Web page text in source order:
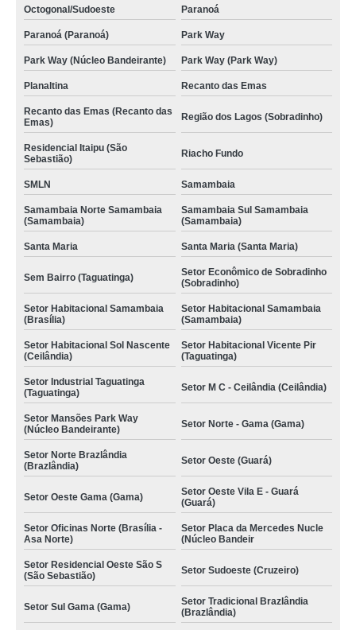
Octogonal/Sudoeste Paranoá
Paranoá (Paranoá) Park Way
Park Way (Núcleo Bandeirante) Park Way (Park Way)
Planaltina Recanto das Emas
Recanto das Emas (Recanto das
Emas)
Região dos Lagos (Sobradinho)
Residencial Itaipu (São
Sebastião)
Riacho Fundo
SMLN Samambaia
Samambaia Norte Samambaia
(Samambaia)
Samambaia Sul Samambaia
(Samambaia)
Santa Maria Santa Maria (Santa Maria)
Sem Bairro (Taguatinga)
Setor Econômico de Sobradinho
(Sobradinho)
Setor Habitacional Samambaia
(Brasília)
Setor Habitacional Samambaia
(Samambaia)
Setor Habitacional Sol Nascente
(Ceilândia)
Setor Habitacional Vicente Pir
(Taguatinga)
Setor Industrial Taguatinga
(Taguatinga)
Setor M C - Ceilândia (Ceilândia)
Setor Mansões Park Way
(Núcleo Bandeirante)
Setor Norte - Gama (Gama)
Setor Norte Brazlândia
(Brazlândia)
Setor Oeste (Guará)
Setor Oeste Gama (Gama)
Setor Oeste Vila E - Guará
(Guará)
Setor Oficinas Norte (Brasília -
Asa Norte)
Setor Placa da Mercedes Nucle
(Núcleo Bandeir
Setor Residencial Oeste São S
(São Sebastião)
Setor Sudoeste (Cruzeiro)
Setor Sul Gama (Gama)
Setor Tradicional Brazlândia
(Brazlândia)